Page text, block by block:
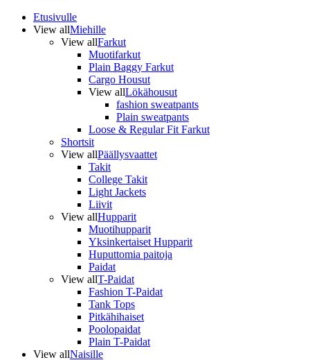
Etusivulle
View allMiehille
View allFarkut
Muotifarkut
Plain Baggy Farkut
Cargo Housut
View allLökähousut
fashion sweatpants
Plain sweatpants
Loose & Regular Fit Farkut
Shortsit
View allPäällysvaattet
Takit
College Takit
Light Jackets
Liivit
View allHupparit
Muotihupparit
Yksinkertaiset Hupparit
Huputtomia paitoja
Paidat
View allT-Paidat
Fashion T-Paidat
Tank Tops
Pitkähihaiset
Poolopaidat
Plain T-Paidat
View allNaisille